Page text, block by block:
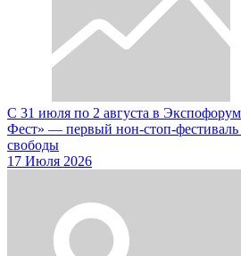
С 31 июля по 2 августа в
Фест» — первый нон-стоп-
свободы
17 Июля 2026